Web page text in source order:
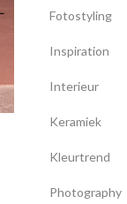
Fotostyling
Inspiration
Interieur
Keramiek
Kleurtrend
Photography